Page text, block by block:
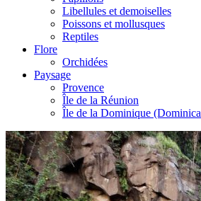
Libellules et demoiselles
Poissons et mollusques
Reptiles
Flore
Orchidées
Paysage
Provence
Île de la Réunion
Île de la Dominique